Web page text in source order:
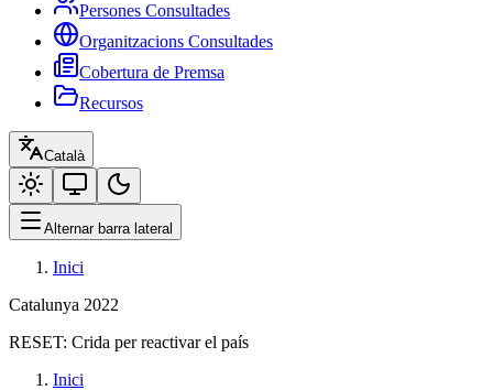
Persones Consultades
Organitzacions Consultades
Cobertura de Premsa
Recursos
Català
Alternar barra lateral
Inici
Catalunya 2022
RESET: Crida per reactivar el país
Inici